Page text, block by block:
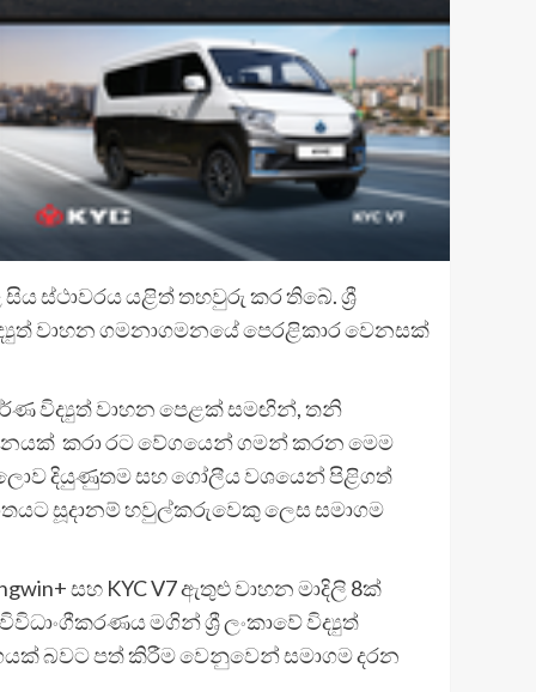
සිය ස්ථාවරය යළිත් තහවුරු කර තිබේ. ශ්‍රී
වාහන ගමනාගමනයේ පෙරළිකාර වෙනසක්
විද්‍යුත් වාහන පෙළක් සමඟින්, තනි
කරා රට වේගයෙන් ගමන් කරන මෙම
ලොව දියුණුතම සහ ගෝලීය වශයෙන් පිළිගත්
සූදානම් හවුල්කරුවෙකු ලෙස සමාගම
සහ KYC V7 ඇතුළු වාහන මාදිලි 8ක්
මගින් ශ්‍රී ලංකාවේ විද්‍යුත්
බවට පත් කිරීම වෙනුවෙන් සමාගම දරන